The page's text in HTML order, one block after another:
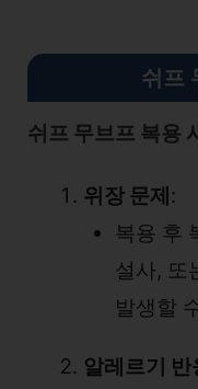
쉬프
쉬프 무브프 복용
위장 문제:
복용 후
설사, 또
발생할
알레르기 반